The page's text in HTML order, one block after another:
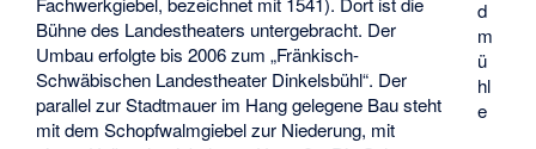
d
m
ü
hl
e
Bühne des Landestheaters untergebracht. Der
Umbau erfolgte bis 2006 zum „Fränkisch-
Schwäbischen Landestheater Dinkelsbühl“. Der
parallel zur Stadtmauer im Hang gelegene Bau steht
mit dem Schopfwalmgiebel zur Niederung, mit